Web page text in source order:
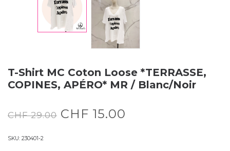
T-Shirt MC Coton Loose *TERRASSE,
COPINES, APÉRO* MR / Blanc/Noir
CHF29.00 CHF 15.00
SKU: 230401-2